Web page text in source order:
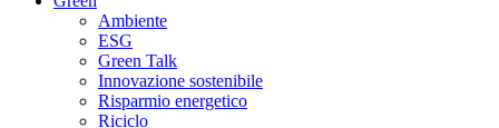
Ambiente
ESG
Green Talk
Innovazione sostenibile
Risparmio energetico
Riciclo